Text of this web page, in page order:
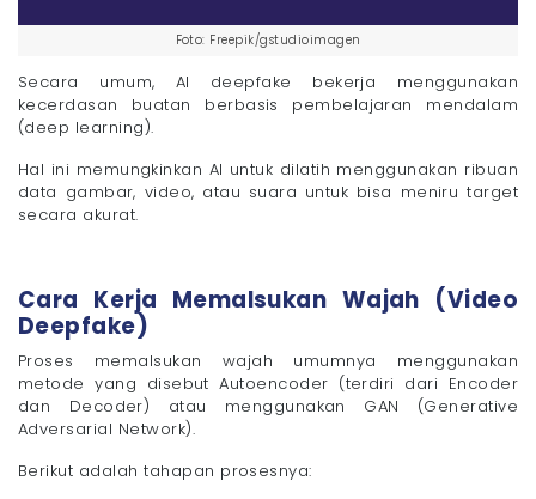
Foto: Freepik/gstudioimagen
Secara umum, AI deepfake bekerja menggunakan
kecerdasan buatan berbasis pembelajaran mendalam
(deep learning).
Hal ini memungkinkan AI untuk dilatih menggunakan ribuan
data gambar, video, atau suara untuk bisa meniru target
secara akurat.
Cara Kerja Memalsukan Wajah (Video
Deepfake)
Proses memalsukan wajah umumnya menggunakan
metode yang disebut Autoencoder (terdiri dari Encoder
dan Decoder) atau menggunakan GAN (Generative
Adversarial Network).
Berikut adalah tahapan prosesnya: